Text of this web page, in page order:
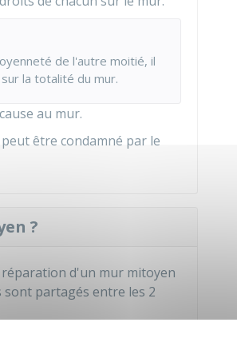
de l'autre moitié, il
la totalité du mur.
au mur.
être condamné par le
?
réparation d'un mur mitoyen
partagés entre les 2
l'accord du voisin (hors